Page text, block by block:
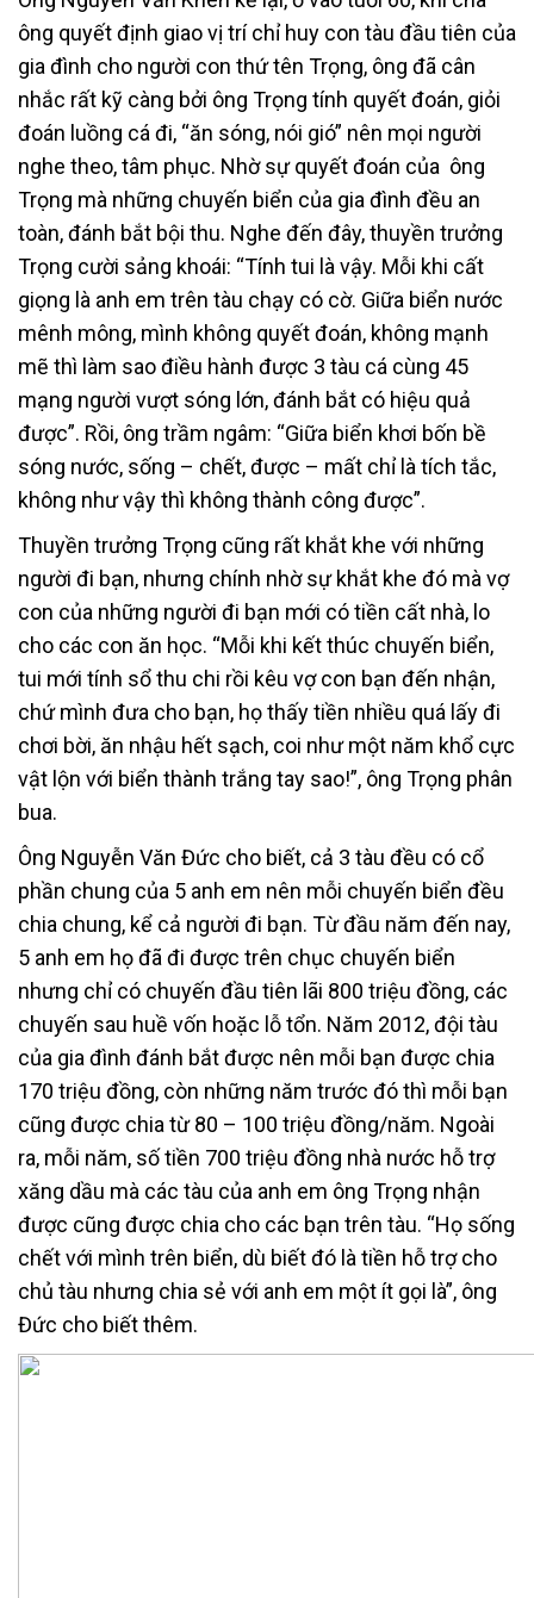
ông quyết định giao vị trí chỉ huy con tàu đầu tiên của
gia đình cho người con thứ tên Trọng, ông đã cân
nhắc rất kỹ càng bởi ông Trọng tính quyết đoán, giỏi
đoán luồng cá đi, “ăn sóng, nói gió” nên mọi người
nghe theo, tâm phục. Nhờ sự quyết đoán của ông
Trọng mà những chuyến biển của gia đình đều an
toàn, đánh bắt bội thu. Nghe đến đây, thuyền trưởng
Trọng cười sảng khoái: “Tính tui là vậy. Mỗi khi cất
giọng là anh em trên tàu chạy có cờ. Giữa biển nước
mênh mông, mình không quyết đoán, không mạnh
mẽ thì làm sao điều hành được 3 tàu cá cùng 45
mạng người vượt sóng lớn, đánh bắt có hiệu quả
được”. Rồi, ông trầm ngâm: “Giữa biển khơi bốn bề
sóng nước, sống – chết, được – mất chỉ là tích tắc,
không như vậy thì không thành công được”.
Thuyền trưởng Trọng cũng rất khắt khe với những
người đi bạn, nhưng chính nhờ sự khắt khe đó mà vợ
con của những người đi bạn mới có tiền cất nhà, lo
cho các con ăn học. “Mỗi khi kết thúc chuyến biển,
tui mới tính sổ thu chi rồi kêu vợ con bạn đến nhận,
chứ mình đưa cho bạn, họ thấy tiền nhiều quá lấy đi
chơi bời, ăn nhậu hết sạch, coi như một năm khổ cực
vật lộn với biển thành trắng tay sao!”, ông Trọng phân
bua.
Ông Nguyễn Văn Đức cho biết, cả 3 tàu đều có cổ
phần chung của 5 anh em nên mỗi chuyến biển đều
chia chung, kể cả người đi bạn. Từ đầu năm đến nay,
5 anh em họ đã đi được trên chục chuyến biển
nhưng chỉ có chuyến đầu tiên lãi 800 triệu đồng, các
chuyến sau huề vốn hoặc lỗ tổn. Năm 2012, đội tàu
của gia đình đánh bắt được nên mỗi bạn được chia
170 triệu đồng, còn những năm trước đó thì mỗi bạn
cũng được chia từ 80 – 100 triệu đồng/năm. Ngoài
ra, mỗi năm, số tiền 700 triệu đồng nhà nước hỗ trợ
xăng dầu mà các tàu của anh em ông Trọng nhận
được cũng được chia cho các bạn trên tàu. “Họ sống
chết với mình trên biển, dù biết đó là tiền hỗ trợ cho
chủ tàu nhưng chia sẻ với anh em một ít gọi là”, ông
Đức cho biết thêm.